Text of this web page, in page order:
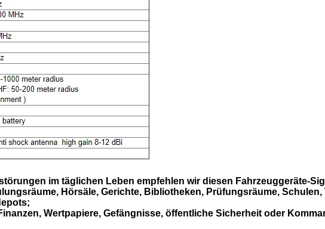
im täglichen Leben empfehlen wir diesen Fahrzeuggeräte-
Hörsäle, Gerichte, Bibliotheken, Prüfungsräume,
Wertpapiere, Gefängnisse, öffentliche Sicherheit oder